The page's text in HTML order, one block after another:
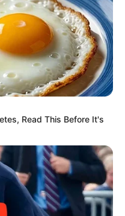
Read This Before It's